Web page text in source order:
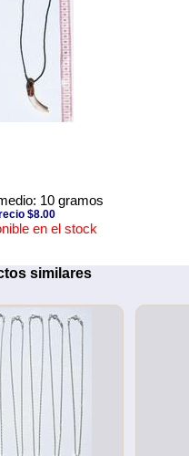
10 gramos
$8.00
en el stock
similares